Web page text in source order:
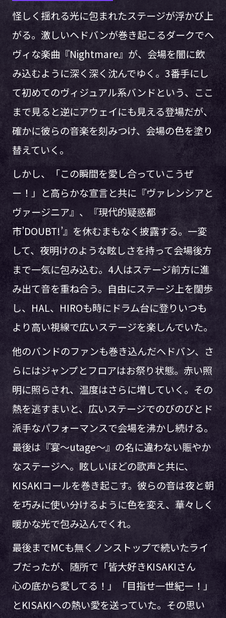
怪しく揺れる光に包まれたステージが浮かび上
がる。激しいヘドバンが巻き起こるダークでヘ
ヴィな楽曲『Nightmare』が、会場を闇に飲
み込むように深く深く沈んでゆく。3番手にし
て初めてのヴィジュアル系バンドという、ここ
まで見ると逆にアウェイにも見える登場だが、
確かに彼らの音楽を刻みつけ、会場の色を塗り
替えていく。
しかし、「この瞬間を愛し合っていこうぜ
ー！」と高らかな宣言と共に『ヴァレンシアと
ヴァージニア』、『現代的疑惑都
市’DOUBT!’』を休むまもなく披露する。一変
して、夜明けのような眩しさを持って会場後方
まで一気に包み込む。4人はステージ前方に進
み出て音を重ね合う。自由にステージ上を闊歩
し、HAL、HIROも時にドラム台に登りいつも
より高い視線で広いステージを楽しんでいた。
他のバンドのファンも巻き込んだヘドバン、さ
らにはジャンプとフロアはお祭り状態。赤い照
明に照らされ、温度はさらに増していく。その
熱を逃すまいと、広いステージでのびのびとド
派手なパフォーマンスで会場を沸かし続ける。
最後は『宴～utage～』の名に違わない賑やか
なステージへ。眩しいほどの歌声と共に、
KISAKIコールを巻き起こす。彼らの音は夜と朝
を巧みに使い分けるように色を変え、華々しく
暖かな光で包み込んでくれ。
最後までMCも無くノンストップで続いたライ
ブだったが、随所で「皆大好きKISAKIさん
心の底から愛してる！」「目指せ一世紀ー！」
とKISAKIへの熱い愛を送っていた。その思い